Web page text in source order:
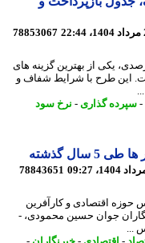
78853067
با ارائه وام فوری 14 درصدی، یکی از بهترین گزینه های
طرح با شرایط شفاف و
گذاری- نرخ سود
78843651
اقتصادی و کارآفرین
جوان حسین محمودی، -